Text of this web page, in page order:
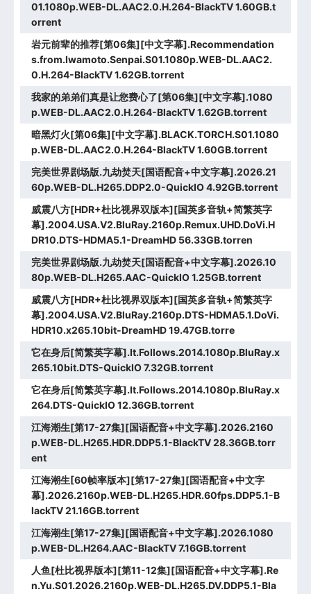
01.1080p.WEB-DL.AAC2.0.H.264-BlackTV 1.60GB.t
orrent
岩元前辈的推荐[第06集][中文字幕].Recommendation
s.from.Iwamoto.Senpai.S01.1080p.WEB-DL.AAC2.
0.H.264-BlackTV 1.62GB.torrent
我家的弟弟们真是让您费心了[第06集][中文字幕].1080
p.WEB-DL.AAC2.0.H.264-BlackTV 1.62GB.torrent
暗黑灯火[第06集][中文字幕].BLACK.TORCH.S01.1080
p.WEB-DL.AAC2.0.H.264-BlackTV 1.60GB.torrent
完美世界剧场版.九劫焚天[国语配音+中文字幕].2026.21
60p.WEB-DL.H265.DDP2.0-QuickIO 4.92GB.torrent
威震八方[HDR+杜比视界双版本][国英多音轨+简繁英字
幕].2004.USA.V2.BluRay.2160p.Remux.UHD.DoVi.H
DR10.DTS-HDMA5.1-DreamHD 56.33GB.torren
完美世界剧场版.九劫焚天[国语配音+中文字幕].2026.10
80p.WEB-DL.H265.AAC-QuickIO 1.25GB.torrent
威震八方[HDR+杜比视界双版本][国英多音轨+简繁英字
幕].2004.USA.V2.BluRay.2160p.DTS-HDMA5.1.DoVi.
HDR10.x265.10bit-DreamHD 19.47GB.torre
它在身后[简繁英字幕].It.Follows.2014.1080p.BluRay.x
265.10bit.DTS-QuickIO 7.32GB.torrent
它在身后[简繁英字幕].It.Follows.2014.1080p.BluRay.x
264.DTS-QuickIO 12.36GB.torrent
江海潮生[第17-27集][国语配音+中文字幕].2026.2160
p.WEB-DL.H265.HDR.DDP5.1-BlackTV 28.36GB.torr
ent
江海潮生[60帧率版本][第17-27集][国语配音+中文字
幕].2026.2160p.WEB-DL.H265.HDR.60fps.DDP5.1-B
lackTV 21.16GB.torrent
江海潮生[第17-27集][国语配音+中文字幕].2026.1080
p.WEB-DL.H264.AAC-BlackTV 7.16GB.torrent
人鱼[杜比视界版本][第11-12集][国语配音+中文字幕].Re
n.Yu.S01.2026.2160p.WEB-DL.H265.DV.DDP5.1-Bla